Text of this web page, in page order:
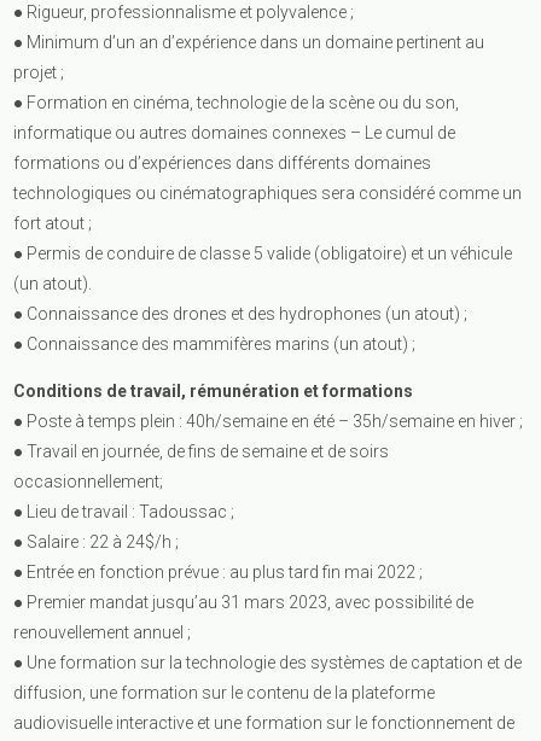
● Rigueur, professionnalisme et polyvalence ;
● Minimum d’un an d’expérience dans un domaine pertinent au
projet ;
● Formation en cinéma, technologie de la scène ou du son,
informatique ou autres domaines connexes – Le cumul de
formations ou d’expériences dans différents domaines
technologiques ou cinématographiques sera considéré comme un
fort atout ;
● Permis de conduire de classe 5 valide (obligatoire) et un véhicule
(un atout).
● Connaissance des drones et des hydrophones (un atout) ;
● Connaissance des mammifères marins (un atout) ;
Conditions de travail, rémunération et formations
● Poste à temps plein : 40h/semaine en été – 35h/semaine en hiver ;
● Travail en journée, de fins de semaine et de soirs
occasionnellement;
● Lieu de travail : Tadoussac ;
● Salaire : 22 à 24$/h ;
● Entrée en fonction prévue : au plus tard fin mai 2022 ;
● Premier mandat jusqu’au 31 mars 2023, avec possibilité de
renouvellement annuel ;
● Une formation sur la technologie des systèmes de captation et de
diffusion, une formation sur le contenu de la plateforme
audiovisuelle interactive et une formation sur le fonctionnement de